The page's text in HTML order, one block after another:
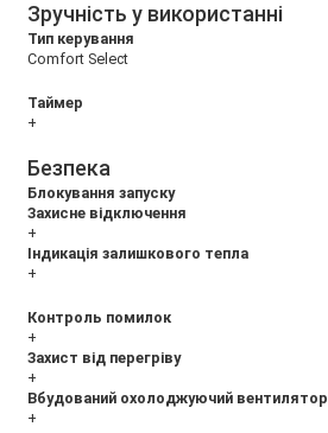
Зручність у використанні
Тип керування
Comfort Select
Таймер
+
Безпека
Блокування запуску
Захисне відключення
+
Індикація залишкового тепла
+
Контроль помилок
+
Захист від перегріву
+
Вбудований охолоджуючий вентилятор
+